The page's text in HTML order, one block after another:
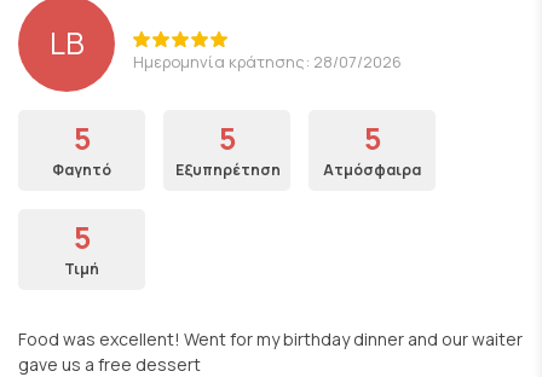
LB Ημερομηνία κράτησης: 28/07/2026
5
Φαγητό
5
Εξυπηρέτηση
5
Ατμόσφαιρα
5
Τιμή
Food was excellent! Went for my birthday dinner and our waiter
gave us a free dessert